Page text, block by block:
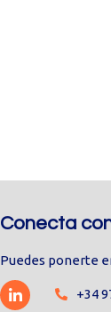
Conecta
Puedes ponerte
+34